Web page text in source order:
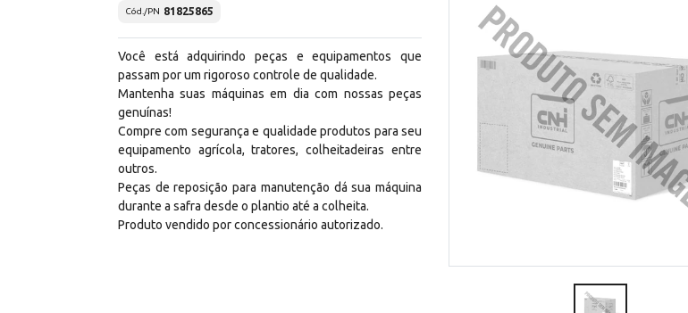
Cód./PN 81825865
Você está adquirindo peças e equipamentos que
passam por um rigoroso controle de qualidade.
Mantenha suas máquinas em dia com nossas peças
genuínas!
Compre com segurança e qualidade produtos para seu
equipamento agrícola, tratores, colheitadeiras entre
outros.
Peças de reposição para manutenção dá sua máquina
durante a safra desde o plantio até a colheita.
Produto vendido por concessionário autorizado.